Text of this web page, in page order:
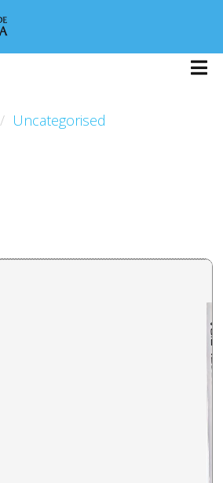
Uncategorised